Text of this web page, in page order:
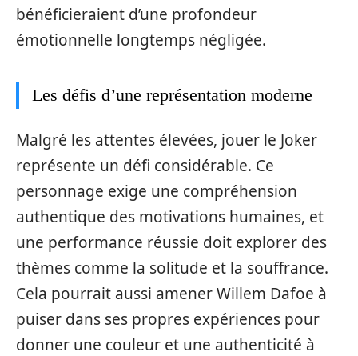
bénéficieraient d’une profondeur
émotionnelle longtemps négligée.
Les défis d’une représentation moderne
Malgré les attentes élevées, jouer le Joker
représente un défi considérable. Ce
personnage exige une compréhension
authentique des motivations humaines, et
une performance réussie doit explorer des
thèmes comme la solitude et la souffrance.
Cela pourrait aussi amener Willem Dafoe à
puiser dans ses propres expériences pour
donner une couleur et une authenticité à